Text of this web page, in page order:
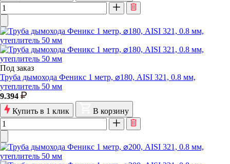
Под заказ
Труба дымохода Феникс 1 метр, ⌀180, AISI 321, 0.8 мм,
утеплитель 50 мм
9.394
Купить в 1 клик
В корзину